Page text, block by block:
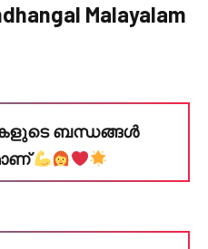
Malayalam
ബന്ധങ്ങൾ